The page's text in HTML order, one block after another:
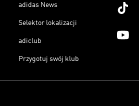
adidas News
Selektor lokalizacji
adiclub
Przygotuj swój klub